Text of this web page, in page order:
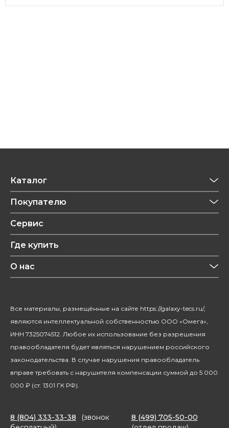
Каталог
Приготовление напитков
Техника для кухни
Уход за волосами
Красота и здоровье
Уход за домом
Посуда
Покупателю
Обзоры
Рецепты
Сервис
Где купить
О нас
Благотворительность
Все материалы, размещённые на сайте https://galaxy-tecs.ru/,
являются интеллектуальной собственностью ООО «Омега»,
ИНН 7325074512. Любое их использование без разрешения
правообладателя будет являться нарушением российского
законодательства. В случае нарушения правообладатель
вправе требовать с нарушителя компенсации суммой до 5 000
000 ₽ (ст. 1301 ГК РФ).
8 (804) 333-33-38
(звонок
8 (499) 705-50-00